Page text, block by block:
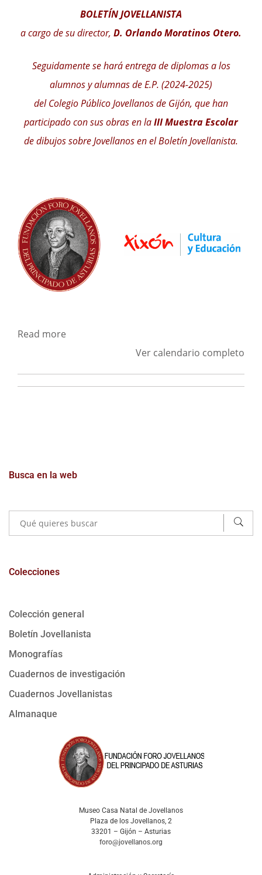
Busca en la web
Colecciones
Colección general
Boletín Jovellanista
Monografías
Cuadernos de investigación
Cuadernos Jovellanistas
Almanaque
BOLETÍN JOVELLANISTA
a cargo de su director, D. Orlando Moratinos Otero.
Seguidamente se hará entrega de diplomas a los
alumnos y alumnas de E.P. (2024-2025)
del Colegio Público Jovellanos de Gijón, que han
participado con sus obras en laIII Muestra Escolar
de dibujos sobre Jovellanos en el Boletín Jovellanista.
Read more
Ver calendario completo
Museo Casa Natal de Jovellanos
Plaza de los Jovellanos, 2
33201 – Gijón – Asturias
foro@jovellanos.org